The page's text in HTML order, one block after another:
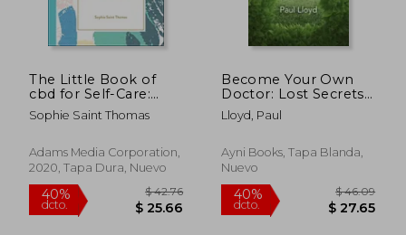
The Little Book of
cbd for Self-Care:
175+ Ways to Soothe,
Support, & Restore
Inglés)
Sophie Saint Thomas
Adams Media Corporation,
2020, Tapa Dura, Nuevo
Become Your Own
Doctor: Lost Secrets
of Humoral
Healthcare Revealed
Lloyd, Paul
Ayni Books, Tapa Blanda,
Nuevo